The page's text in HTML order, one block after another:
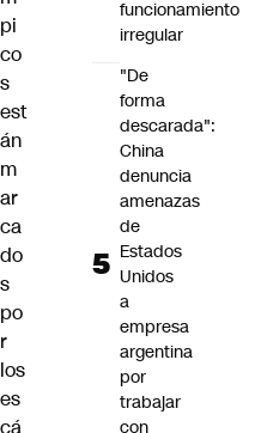
pi
co
s
est
án
m
ar
ca
do
s
po
r
los
es
cá
funcionamiento
irregular
"De
forma
descarada":
China
denuncia
amenazas
de
Estados
Unidos
a
empresa
argentina
por
trabajar
con